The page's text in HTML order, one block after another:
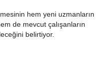
hem yeni uzmanların
de mevcut çalışanların
belirtiyor.